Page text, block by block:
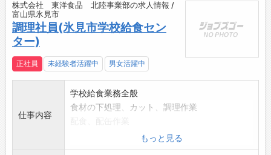
株式会社 東洋食品 北陸事業部の求人情報 /
富山県氷見市
調理社員(氷見市学校給食セン
ター)
正社員 未経験者活躍中 男女活躍中
仕事内容
学校給食業務全般
食材の下処理、カット、調理作業
上記に関する事務作業もあります。
もっと見る